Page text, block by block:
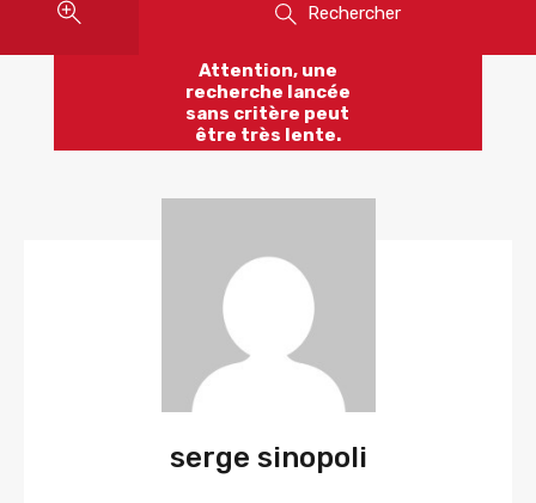
Rechercher
Attention, une
recherche lancée
sans critère peut
être très lente.
serge sinopoli